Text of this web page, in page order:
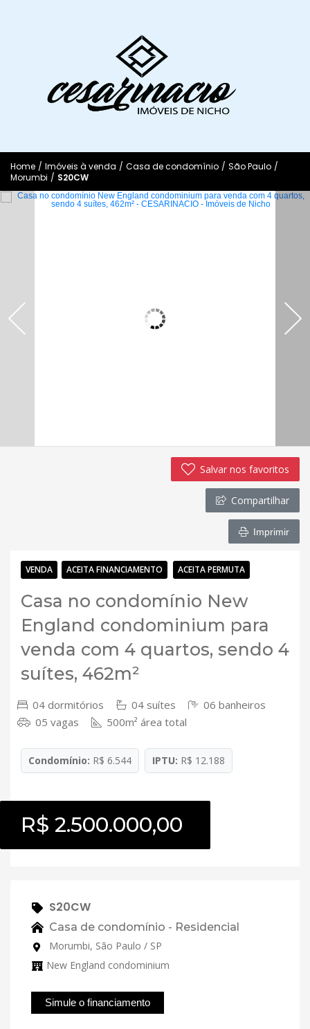
Home / Imóveis à venda / Casa de condomínio / São Paulo /
Morumbi / S20CW
Salvar nos favoritos
Compartilhar
Imprimir
VENDA ACEITA FINANCIAMENTO ACEITA PERMUTA
Casa no condomínio New
England condominium para
venda com 4 quartos, sendo 4
suítes, 462m²
04 dormitórios 04 suítes
06 banheiros
05 vagas
500m² área total
Condomínio: R$ 6.544 IPTU: R$ 12.188
R$ 2.500.000,00
S20CW
Casa de condomínio - Residencial
Morumbi, São Paulo / SP
New England condominium
Simule o financiamento